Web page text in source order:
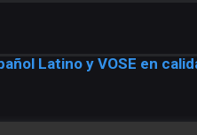
Latino y VOSE en